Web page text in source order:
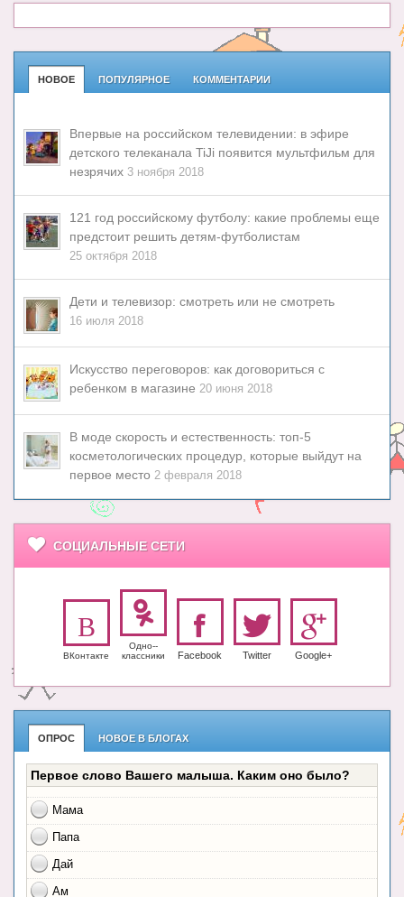
НОВОЕ ПОПУЛЯРНОЕ КОММЕНТАРИИ
Впервые на российском телевидении: в эфире
детского телеканала TiJi появится мультфильм для
незрячих 3 ноября 2018
121 год российскому футболу: какие проблемы еще
предстоит решить детям-футболистам
25 октября 2018
Дети и телевизор: смотреть или не смотреть
16 июля 2018
Искусство переговоров: как договориться с
ребенком в магазине 20 июня 2018
В моде скорость и естественность: топ-5
косметологических процедур, которые выйдут на
первое место 2 февраля 2018
СОЦИАЛЬНЫЕ СЕТИ
ВКонтакте
Одно-­
класс­ники
Facebook Twitter Google+
ОПРОС НОВОЕ В БЛОГАХ